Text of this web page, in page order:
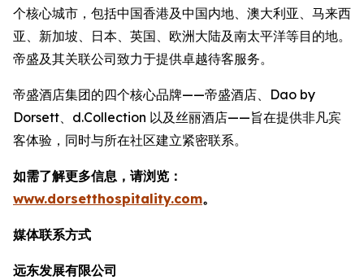
个核心城市，包括中国香港及中国内地、澳大利亚、马来西
亚、新加坡、日本、英国、欧洲大陆及南太平洋等目的地。
帝盛及其关联公司致力于提供卓越待客服务。
帝盛酒店集团的四个核心品牌——帝盛酒店、Dao by
Dorsett、d.Collection 以及丝丽酒店——旨在提供非凡宾
客体验，同时与所在社区建立紧密联系。
如需了解更多信息，请浏览：
www.dorsetthospitality.com。
媒体联系方式
远东发展有限公司